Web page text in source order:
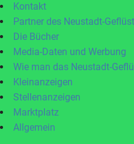
Kontakt
Partner des Neustadt-
Die Bücher
Media-Daten und Werbung
Wie man das Neustadt-
Kleinanzeigen
Stellenanzeigen
Marktplatz
Allgemein